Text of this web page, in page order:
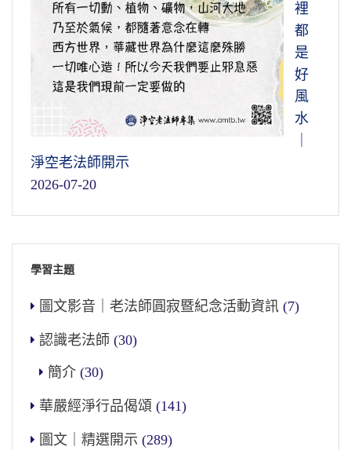
裡
都
是
好
風
水
淨空老法師開示
2026-07-20
學習主題
圖文影音｜老法師圓寂暨紀念活動資訊 (7)
認識老法師 (30)
簡介 (30)
華嚴經淨行品偈頌 (141)
圖文｜精選開示 (289)